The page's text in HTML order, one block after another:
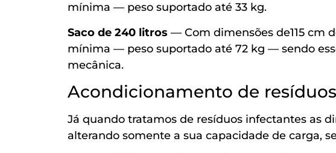
mínima — peso suportado até 33 kg.
Saco de 240 litros — Com dimensões de115 cm
mínima — peso suportado até 72 kg — sendo
mecânica.
Acondicionamento de
Já quando tratamos de resíduos infectantes as
alterando somente a sua capacidade de carga,